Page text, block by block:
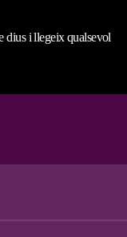
dius i llegeix qualsevol